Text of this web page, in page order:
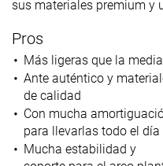
sus materiales premium y
Pros
Más ligeras que la media
Ante auténtico y
de calidad
Con mucha
para llevarlas todo el día
Mucha estabilidad y